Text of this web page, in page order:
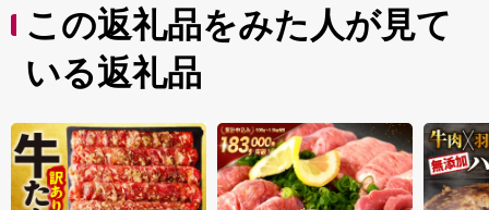
この返礼品をみた人が見て
いる返礼品